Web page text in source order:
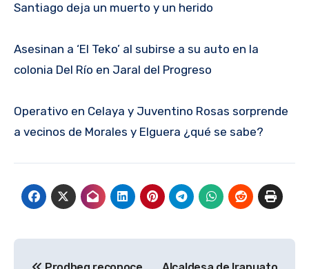
Santiago deja un muerto y un herido
Asesinan a ‘El Teko’ al subirse a su auto en la
colonia Del Río en Jaral del Progreso
Operativo en Celaya y Juventino Rosas sorprende
a vecinos de Morales y Elguera ¿qué se sabe?